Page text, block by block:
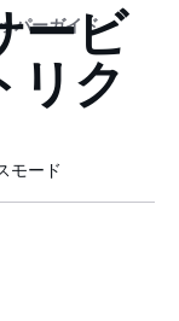
パーガイド
ービ
リク
モード